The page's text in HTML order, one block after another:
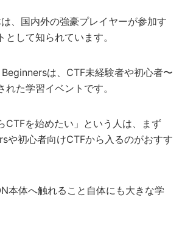
、国内外の強豪プレイヤーが参加す
として知られています。
は、CTF未経験者や初心者〜
た学習イベントです。
CTFを始めたい」という人は、まず
や初心者向けCTFから入るのがおすす
本体へ触れること自体にも大きな学